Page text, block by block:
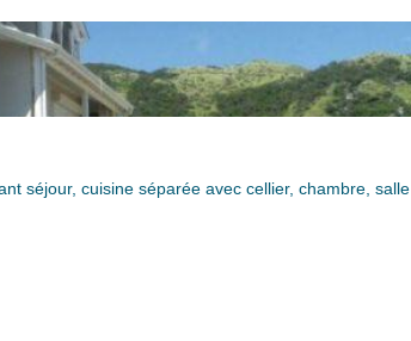
séjour, cuisine séparée avec cellier, chambre, salle